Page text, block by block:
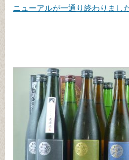
ニューアルが一通り終わりました